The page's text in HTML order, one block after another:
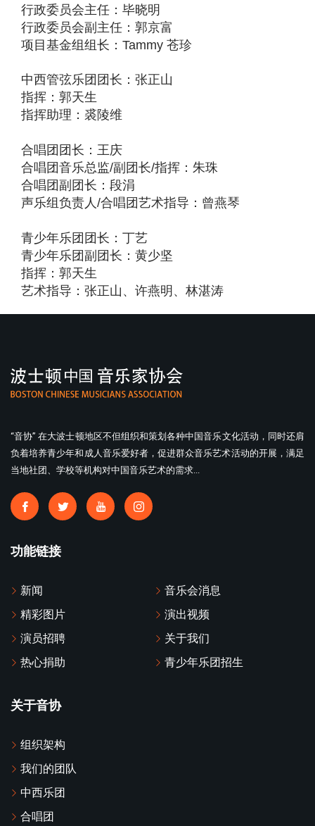
行政委员会主任：毕晓明
行政委员会副主任：郭京富
项目基金组组长：Tammy 苍珍
中西管弦乐团团长：张正山
指挥：郭天生
指挥助理：裘陵维
合唱团团长：王庆
合唱团音乐总监/副团长/指挥：朱珠
合唱团副团长：段涓
声乐组负责人/合唱团艺术指导：曾燕琴
青少年乐团团长：丁艺
青少年乐团副团长：黄少坚
指挥：郭天生
艺术指导：张正山、许燕明、林湛涛
“音协” 在大波士顿地区不但组织和策划各种中国音乐文化活动，同时还肩
负着培养青少年和成人音乐爱好者，促进群众音乐艺术活动的开展，满足
当地社团、学校等机构对中国音乐艺术的需求...
功能链接
新闻
音乐会消息
精彩图片
演出视频
演员招聘
关于我们
热心捐助
青少年乐团招生
关于音协
组织架构
我们的团队
中西乐团
合唱团